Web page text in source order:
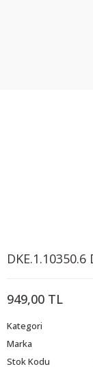
949,00 TL
Kategori
Marka
Stok Kodu